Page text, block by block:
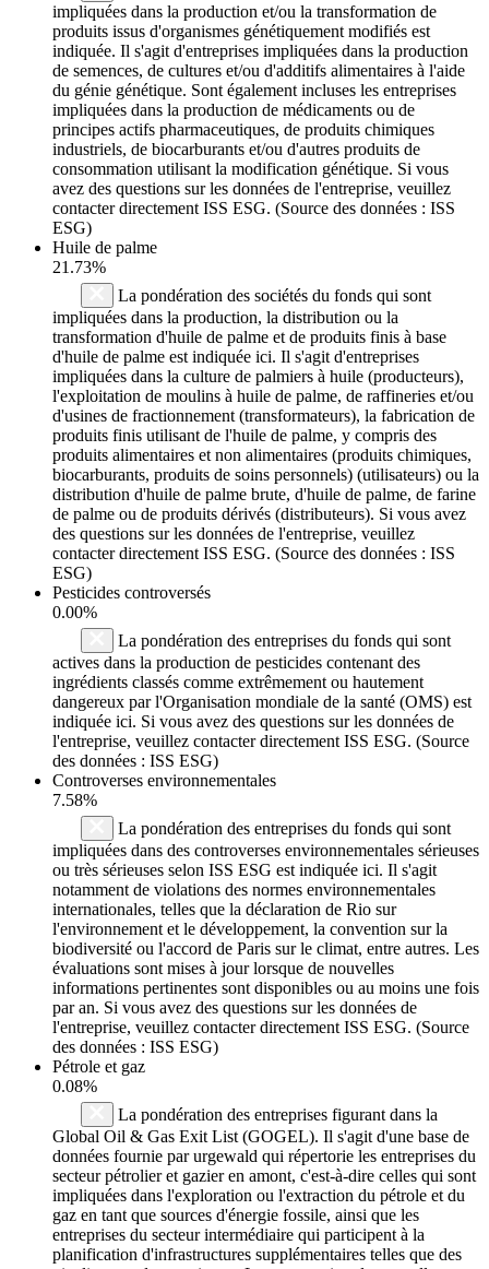
impliquées dans la production et/ou la transformation de
produits issus d'organismes génétiquement modifiés est
indiquée. Il s'agit d'entreprises impliquées dans la production
de semences, de cultures et/ou d'additifs alimentaires à l'aide
du génie génétique. Sont également incluses les entreprises
impliquées dans la production de médicaments ou de
principes actifs pharmaceutiques, de produits chimiques
industriels, de biocarburants et/ou d'autres produits de
consommation utilisant la modification génétique. Si vous
avez des questions sur les données de l'entreprise, veuillez
contacter directement ISS ESG. (Source des données : ISS
ESG)
Huile de palme
21.73%
La pondération des sociétés du fonds qui sont
impliquées dans la production, la distribution ou la
transformation d'huile de palme et de produits finis à base
d'huile de palme est indiquée ici. Il s'agit d'entreprises
impliquées dans la culture de palmiers à huile (producteurs),
l'exploitation de moulins à huile de palme, de raffineries et/ou
d'usines de fractionnement (transformateurs), la fabrication de
produits finis utilisant de l'huile de palme, y compris des
produits alimentaires et non alimentaires (produits chimiques,
biocarburants, produits de soins personnels) (utilisateurs) ou la
distribution d'huile de palme brute, d'huile de palme, de farine
de palme ou de produits dérivés (distributeurs). Si vous avez
des questions sur les données de l'entreprise, veuillez
contacter directement ISS ESG. (Source des données : ISS
ESG)
Pesticides controversés
0.00%
La pondération des entreprises du fonds qui sont
actives dans la production de pesticides contenant des
ingrédients classés comme extrêmement ou hautement
dangereux par l'Organisation mondiale de la santé (OMS) est
indiquée ici. Si vous avez des questions sur les données de
l'entreprise, veuillez contacter directement ISS ESG. (Source
des données : ISS ESG)
Controverses environnementales
7.58%
La pondération des entreprises du fonds qui sont
impliquées dans des controverses environnementales sérieuses
ou très sérieuses selon ISS ESG est indiquée ici. Il s'agit
notamment de violations des normes environnementales
internationales, telles que la déclaration de Rio sur
l'environnement et le développement, la convention sur la
biodiversité ou l'accord de Paris sur le climat, entre autres. Les
évaluations sont mises à jour lorsque de nouvelles
informations pertinentes sont disponibles ou au moins une fois
par an. Si vous avez des questions sur les données de
l'entreprise, veuillez contacter directement ISS ESG. (Source
des données : ISS ESG)
Pétrole et gaz
0.08%
La pondération des entreprises figurant dans la
Global Oil & Gas Exit List (GOGEL). Il s'agit d'une base de
données fournie par urgewald qui répertorie les entreprises du
secteur pétrolier et gazier en amont, c'est-à-dire celles qui sont
impliquées dans l'exploration ou l'extraction du pétrole et du
gaz en tant que sources d'énergie fossile, ainsi que les
entreprises du secteur intermédiaire qui participent à la
planification d'infrastructures supplémentaires telles que des